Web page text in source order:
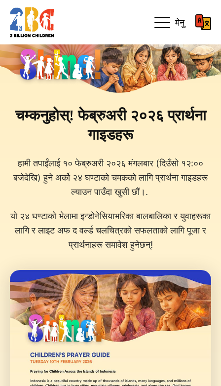
मेनु
चम्कनुहोस्! फेब्रुअरी २०२६ प्रार्थना
गाइडहरू
हामी तपाईंलाई १० फेब्रुअरी २०२६ मंगलबार (दिउँसो १२:००
बजेदेखि) हुने अर्को २४ घण्टाको चमकको लागि प्रार्थना गाइडहरू
ल्याउन पाउँदा खुसी छौं।.
यो २४ घण्टाको भेलामा इन्डोनेसियाभरिका बालबालिका र युवाहरूका
लागि र लाइट अफ द वर्ल्ड चलचित्रको सफलताको लागि पूजा र
प्रार्थनाहरू समावेश हुनेछन्!